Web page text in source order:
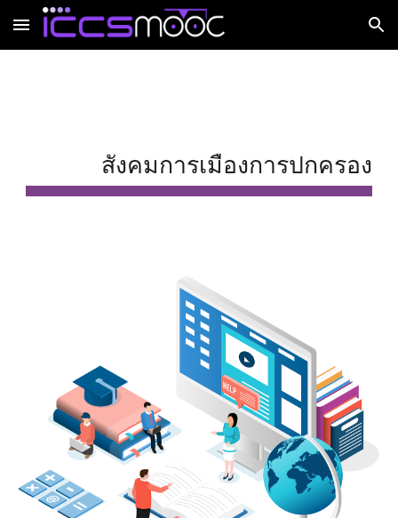
Skip to main content Skip to navigation
สังคมการเมืองการปกครอง